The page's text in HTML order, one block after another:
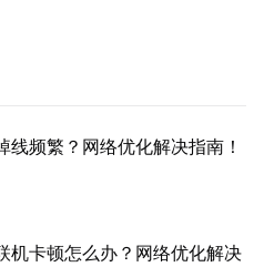
线频繁？网络优化解决指南！
机卡顿怎么办？网络优化解决